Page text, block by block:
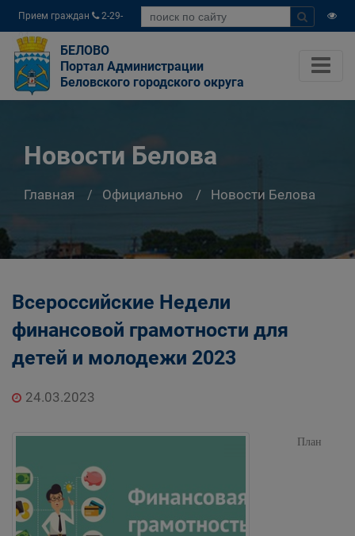
Прием граждан
2-29-
04
БЕЛОВО
Портал Администрации
Беловского городского округа
Новости Белова
Главная Официально Новости Белова
Всероссийские Недели
финансовой грамотности для
детей и молодежи 2023
24.03.2023
План